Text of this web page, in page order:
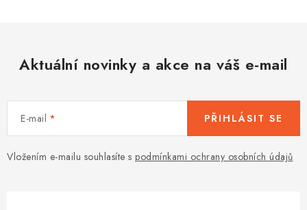
Aktuální novinky a akce na váš e-mail
E-mail
Vložením e-mailu souhlasíte s podmínkami ochrany osobních údajů
PŘIHLÁSIT SE